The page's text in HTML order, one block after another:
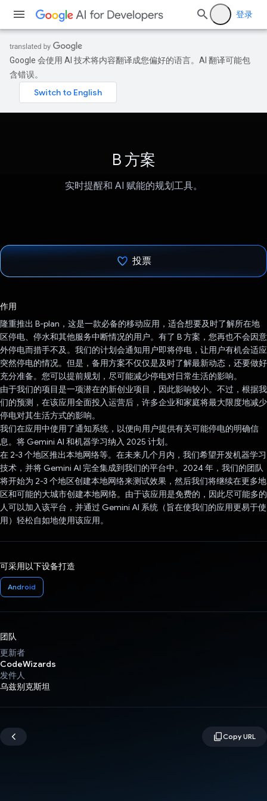
登录
Google 会使用 AI 技术将内容翻译成您偏好的语言。AI 翻译可能包
含错误。
B 方案
实时提醒和 AI 赋能的规划工具。
投票
作用
隆重推出 B-plan，这是一款必备的移动应用，适合想要及时了解所在地
区停电、停水和其他服务中断情况的用户。有了 B 方案，您再也不会因意
外停电而措手不及。我们的计划会通知用户即将停电，让用户有机会适应
突然停电的情况。但是，备用方案不仅仅是及时了解最新动态，还要做好
充分准备。您可以提前规划，尽可能减少停电对日常生活的影响。
由于我们的项目是一项潜在的新创业项目，因此影响较小。不过，根据我
们的预测，在该应用全面投入运营后，许多企业和家庭将最大限度地减少
停电对其生活方式的影响。
我们在应用中使用了通知系统，以便向用户提供有关可能停电的明确信
息。将 Gemini AI 和机器学习纳入 2025 计划。
在 2-3 个地区推出本地网络等。在未来几个月内，我们希望开发机器学习
技术，并将 Gemini AI 完全集成到我们的平台中。2024 年，我们的团队
将开始为 2-3 个地区创建本地网络来测试效果，然后我们将继续在更多地
区和可能的大城市创建本地网络。由于该应用是免费的，因此尽可能多的
人可以加入该平台，并通过 Gemini AI 系统（旨在使我们的应用更易于使
用）轻松自如地使用该应用。
可采用以下设备打造
Android
团队
更新者
CodeWizards
发件人
乌兹别克斯坦